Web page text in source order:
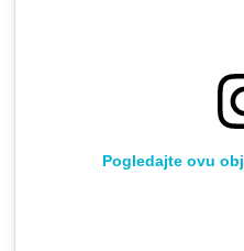
Pogledajte ovu